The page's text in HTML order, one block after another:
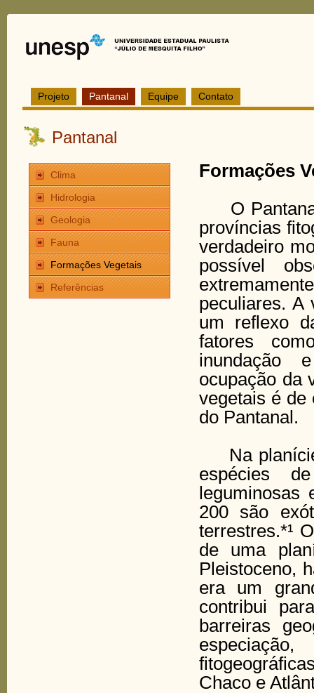
Projeto Pantanal Equipe Contato
Pantanal
Clima
Hidrologia
Geologia
Fauna
Formações Vegetais
Referências
Formações
O Pantanal
províncias
verdadeiro
possível
peculiares. A
um reflexo
fatores
inundação
ocupação da
vegetais é de
do Pantanal.
Na planície
espécies
200 são
terrestres.*¹
de uma
Pleistoceno,
era um
contribui
barreiras
Chaco e